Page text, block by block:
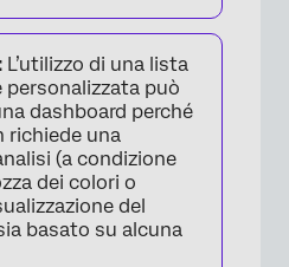
L’utilizzo di una lista
personalizzata può
dashboard perché
richiede una
(a condizione
dei colori o
del
basato su alcuna